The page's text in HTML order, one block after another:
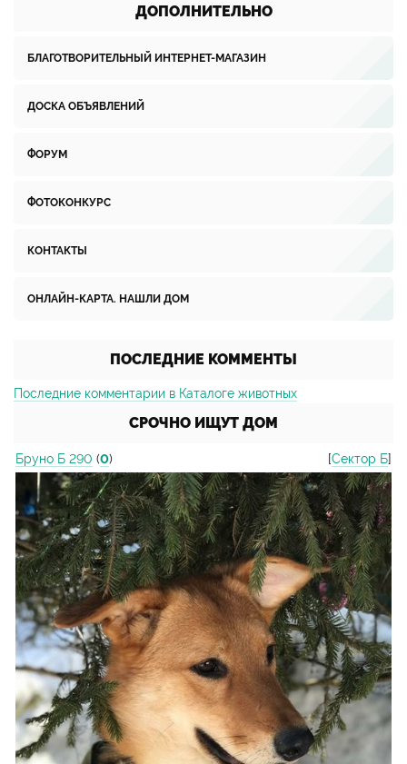
ДОПОЛНИТЕЛЬНО
БЛАГОТВОРИТЕЛЬНЫЙ ИНТЕРНЕТ-МАГАЗИН
ДОСКА ОБЪЯВЛЕНИЙ
ФОРУМ
ФОТОКОНКУРС
КОНТАКТЫ
ОНЛАЙН-КАРТА. НАШЛИ ДОМ
ПОСЛЕДНИЕ КОММЕНТЫ
Последние комментарии в Каталоге животных
СРОЧНО ИЩУТ ДОМ
Бруно Б 290 (0) [Сектор Б]